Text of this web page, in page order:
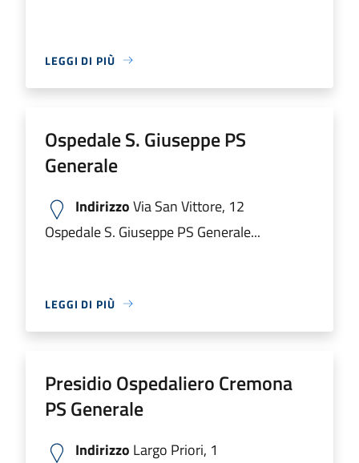
LEGGI DI PIÙ
Ospedale S. Giuseppe PS
Generale
IndirizzoVia San Vittore, 12
Ospedale S. Giuseppe PS Generale...
LEGGI DI PIÙ
Presidio Ospedaliero Cremona
PS Generale
Indirizzo Largo Priori, 1